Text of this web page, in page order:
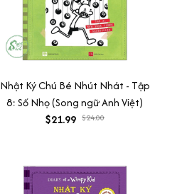
Nhật Ký Chú Bé Nhút Nhát - Tập
8: Số Nhọ (Song ngữ Anh Việt)
$21.99 $24.00